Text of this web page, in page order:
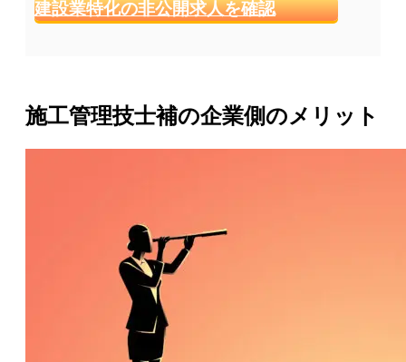
建設業特化の非公開求人を確認
施工管理技士補の企業側のメリット